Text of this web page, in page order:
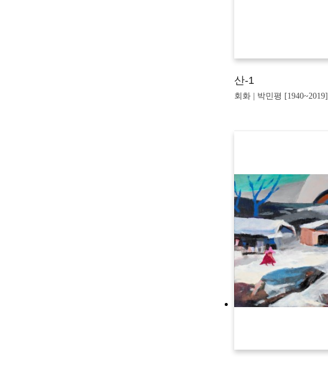
산-1
회화 | 박민평 [1940~2019]